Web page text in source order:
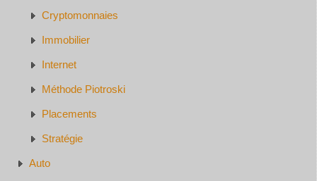
Cryptomonnaies
Immobilier
Internet
Méthode Piotroski
Placements
Stratégie
Auto